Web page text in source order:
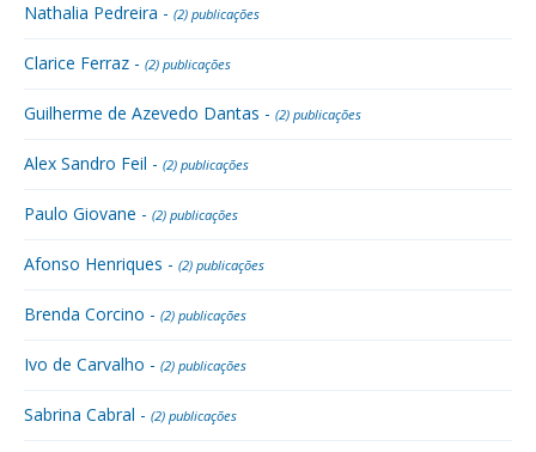
Nathalia Pedreira - (2) publicações
Clarice Ferraz - (2) publicações
Guilherme de Azevedo Dantas - (2) publicações
Alex Sandro Feil - (2) publicações
Paulo Giovane - (2) publicações
Afonso Henriques - (2) publicações
Brenda Corcino - (2) publicações
Ivo de Carvalho - (2) publicações
Sabrina Cabral - (2) publicações